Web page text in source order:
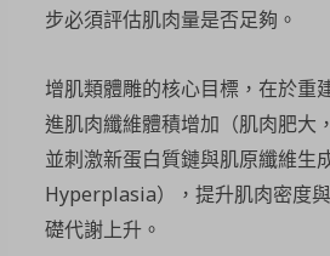
步必須評估肌肉量是否足夠。
增肌類體雕的核心目標，在於重
進肌肉纖維體積增加（肌肉肥大
並刺激新蛋白質鏈與肌原纖維生
Hyperplasia），提升肌肉密度
礎代謝上升。